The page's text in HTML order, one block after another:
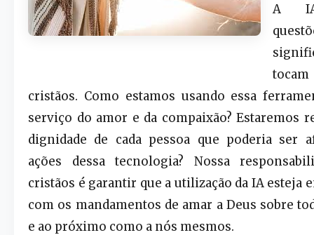
A
cristãos. Como estamos usando essa
serviço do amor e da compaixão? Estaremos
dignidade de cada pessoa que poderia ser
ações dessa tecnologia? Nossa
cristãos é garantir que a utilização da IA esteja
com os mandamentos de amar a Deus sobre
e ao próximo como a nós mesmos.